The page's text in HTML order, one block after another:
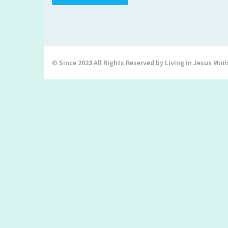
© Since 2023 All Rights Reserved by Living in Jesus